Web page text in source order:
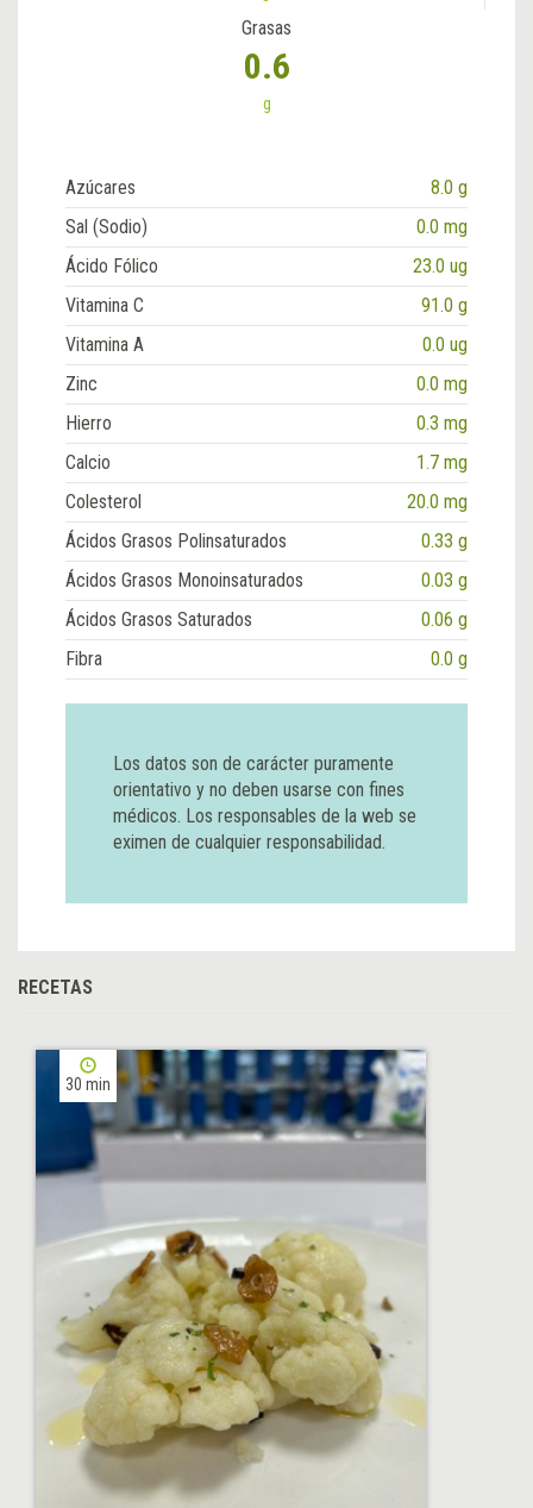
Grasas
0.6
g
Azúcares
8.0 g
Sal (Sodio)
0.0 mg
Ácido Fólico
23.0 ug
Vitamina C
91.0 g
Vitamina A
0.0 ug
Zinc
0.0 mg
Hierro
0.3 mg
Calcio
1.7 mg
Colesterol
20.0 mg
Ácidos Grasos Polinsaturados
0.33 g
Ácidos Grasos Monoinsaturados
0.03 g
Ácidos Grasos Saturados
0.06 g
Fibra
0.0 g
Los datos son de carácter puramente
orientativo y no deben usarse con fines
médicos. Los responsables de la web se
eximen de cualquier responsabilidad.
RECETAS
30 min